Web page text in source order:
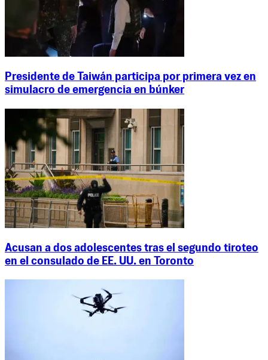
Presidente de Taiwán participa por primera vez en
simulacro de emergencia en búnker
Acusan a dos adolescentes tras el segundo tiroteo
en el consulado de EE. UU. en Toronto